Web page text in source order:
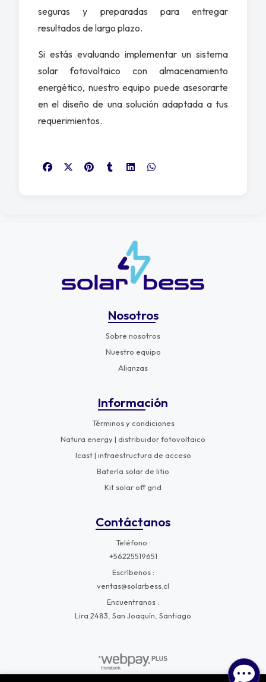
seguras y preparadas para entregar
resultados de largo plazo.
Si estás evaluando implementar un sistema
solar fotovoltaico con almacenamiento
energético, nuestro equipo puede asesorarte
en el diseño de una solución adaptada a tus
requerimientos.
Nosotros
Sobre nosotros
Nuestro equipo
Alianzas
Información
Términos y condiciones
Natura energy | distribuidor fotovoltaico
Icast | infraestructura de acceso
Batería solar de litio
Kit solar off grid
Contáctanos
Teléfono
+56225519651
Escríbenos
ventas@solarbess.cl
Encuentranos
Lira 2483, San Joaquín, Santiago